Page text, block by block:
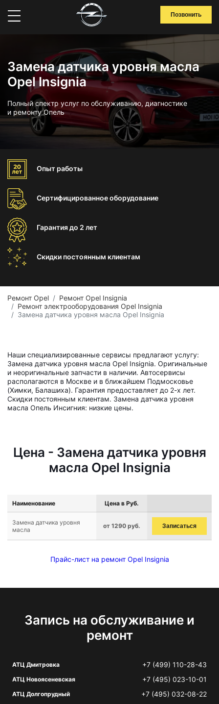
Позвонить
Замена датчика уровня масла
Opel Insignia
Полный спектр услуг по обслуживанию, диагностике
и ремонту Опель
Опыт работы
Сертифицированноеоборудование
Гарантиядо 2 лет
Скидки постоянным клиентам
Ремонт Opel
Ремонт Opel Insignia
Ремонт электрооборудования Opel Insignia
Замена датчика уровня масла Opel Insignia
Наши специализированные сервисы предлагают услугу:
Замена датчика уровня масла Opel Insignia. Оригинальные
и неоригинальные запчасти в наличии. Автосервисы
располагаются в Москве и в ближайшем Подмосковье
(Химки, Балашиха). Гарантия предоставляет до 2-х лет.
Скидки постоянным клиентам. Замена датчика уровня
масла Опель Инсигния: низкие цены.
Цена - Замена датчика уровня
масла Opel Insignia
Наименование Цена в Руб.
Замена датчика уровня
масла
от 1290 руб. Записаться
Прайс-лист на ремонт Opel Insignia
Запись на обслуживание и
ремонт
АТЦ Дмитровка +7 (499) 110-28-43
АТЦ Новоясеневская +7 (495) 023-10-01
АТЦ Долгопрудный +7 (495) 032-08-22